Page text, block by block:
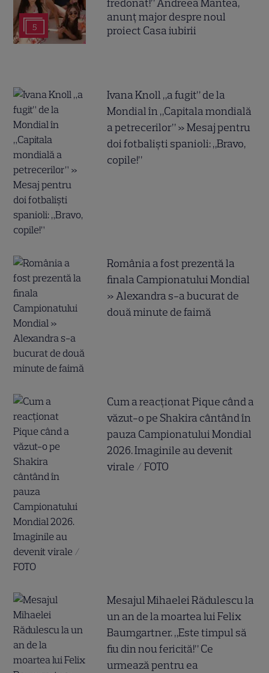
5
fredonat!” Andreea Mantea,
anunț major despre noul
proiect Casa iubirii
Ivana Knoll „a fugit” de la
Mondial în „Capitala mondială
a petrecerilor” » Mesaj pentru
doi fotbaliști spanioli: „Bravo,
copile!”
România a fost prezentă la
finala Campionatului Mondial
» Alexandra s-a bucurat de
două minute de faimă
Cum a reacționat Pique când a
văzut-o pe Shakira cântând în
pauza Campionatului Mondial
2026. Imaginile au devenit
virale / FOTO
Mesajul Mihaelei Rădulescu la
un an de la moartea lui Felix
Baumgartner. „Este timpul să
fiu din nou fericită!” Ce
urmează pentru ea